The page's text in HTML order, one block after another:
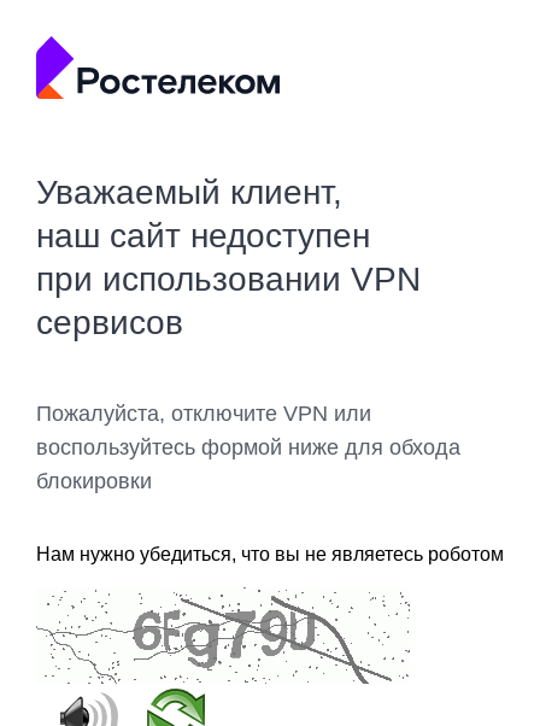
Уважаемый клиент,
наш сайт недоступен
при использовании VPN
сервисов
Пожалуйста, отключите VPN или
воспользуйтесь формой ниже для обхода
блокировки
Нам нужно убедиться, что вы не являетесь роботом